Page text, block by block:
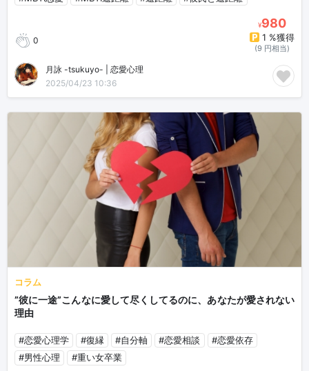
0
¥980
1 %獲得
(9 円相当)
月詠 -tsukuyo- | 恋愛心理
2025/04/23 10:36
コラム
”彼に一途”こんなに愛して尽くしてるのに、あなたが愛されない
理由
#恋愛心理学 #復縁 #自分軸 #恋愛相談
#恋愛依存
#男性心理
#重い女卒業